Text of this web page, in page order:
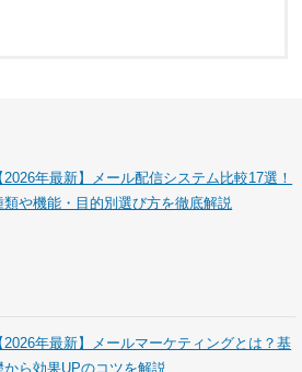
2026年最新】メール配信システム比較17選！
類や機能・目的別選び方を徹底解説
2026年最新】メールマーケティングとは？基
から効果UPのコツを解説